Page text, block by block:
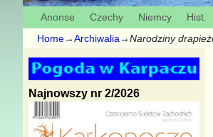
Anonse Czechy Niemcy Hist.
Home→Archiwalia→Narodziny
Najnowszy nr 2/2026